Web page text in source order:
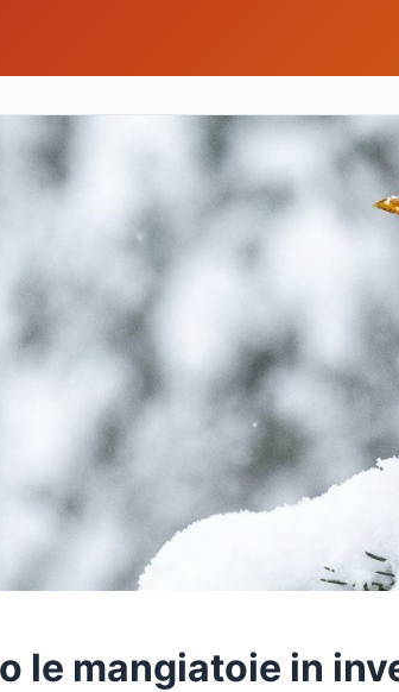
le mangiatoie in